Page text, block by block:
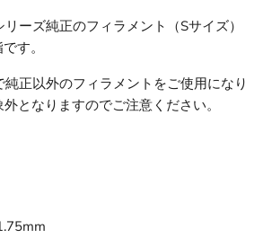
ーズ純正のフィラメント（Sサイズ）
す。
正以外のフィラメントをご使用になり
となりますのでご注意ください。